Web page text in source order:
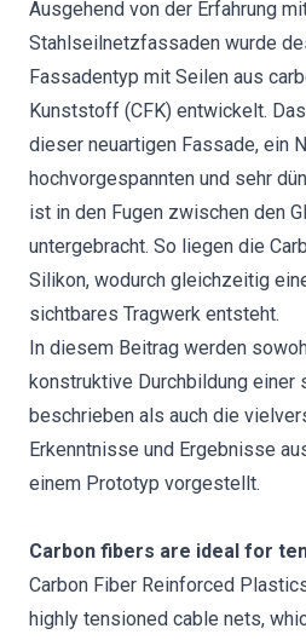
Ausgehend von der Erfahrung
Stahlseilnetzfassaden wurde
Fassadentyp mit Seilen aus
Kunststoff (CFK) entwickelt.
dieser neuartigen Fassade, ein
hochvorgespannten und sehr
ist in den Fugen zwischen den
untergebracht. So liegen die
Silikon, wodurch gleichzeitig
sichtbares Tragwerk entsteht.
In diesem Beitrag werden
konstruktive Durchbildung einer
beschrieben als auch die
Erkenntnisse und Ergebnisse
einem Prototyp vorgestellt.
Carbon fibers are ideal for
Carbon Fiber Reinforced
highly tensioned cable nets,